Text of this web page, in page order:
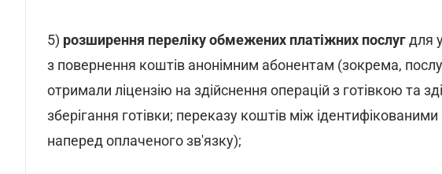
5) розширення переліку обмежених платіжних послугдля
з повернення коштів анонімним абонентам (зокрема,
отримали ліцензію на здійснення операцій з готівкою та
зберігання готівки; переказу коштів між
наперед оплаченого зв'язку);